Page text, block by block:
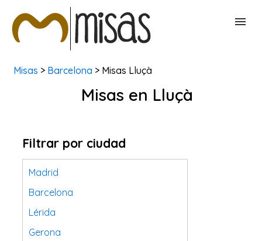
BUSCAR MISAS
Misas > Barcelona > Misas Lluçà
Misas en Lluçà
Filtrar por ciudad
Madrid
Barcelona
Lérida
Gerona